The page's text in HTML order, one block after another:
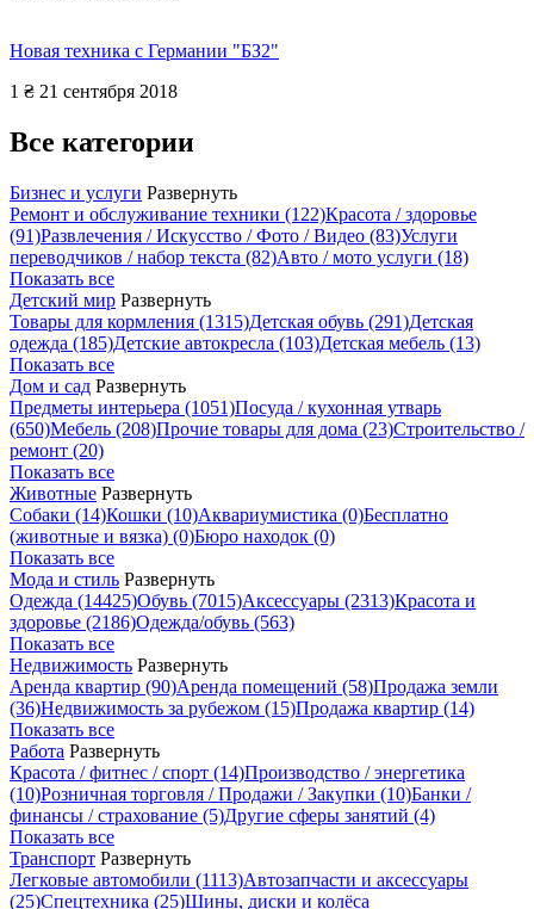
Новая техника с Германии "БЗ2"
1 ₴ 21 сентября 2018
Все категории
Бизнес и услуги Развернуть
Ремонт и обслуживание техники (122)Красота / здоровье
(91)Развлечения / Искусство / Фото / Видео (83)Услуги
переводчиков / набор текста (82)Авто / мото услуги (18)
Показать все
Детский мир Развернуть
Товары для кормления (1315)Детская обувь (291)Детская
одежда (185)Детские автокресла (103)Детская мебель (13)
Показать все
Дом и сад Развернуть
Предметы интерьера (1051)Посуда / кухонная утварь
(650)Мебель (208)Прочие товары для дома (23)Строительство /
ремонт (20)
Показать все
Животные Развернуть
Собаки (14)Кошки (10)Аквариумистика (0)Бесплатно
(животные и вязка) (0)Бюро находок (0)
Показать все
Мода и стиль Развернуть
Одежда (14425)Обувь (7015)Аксессуары (2313)Красота и
здоровье (2186)Одежда/обувь (563)
Показать все
Недвижимость Развернуть
Аренда квартир (90)Аренда помещений (58)Продажа земли
(36)Недвижимость за рубежом (15)Продажа квартир (14)
Показать все
Работа Развернуть
Красота / фитнес / спорт (14)Производство / энергетика
(10)Розничная торговля / Продажи / Закупки (10)Банки /
финансы / страхование (5)Другие сферы занятий (4)
Показать все
Транспорт Развернуть
Легковые автомобили (1113)Автозапчасти и аксессуары
(25)Спецтехника (25)Шины, диски и колёса